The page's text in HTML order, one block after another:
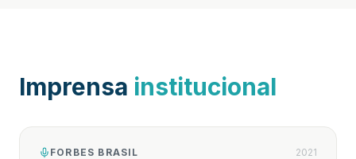
Imprensa institucional
FORBES BRASIL 2021